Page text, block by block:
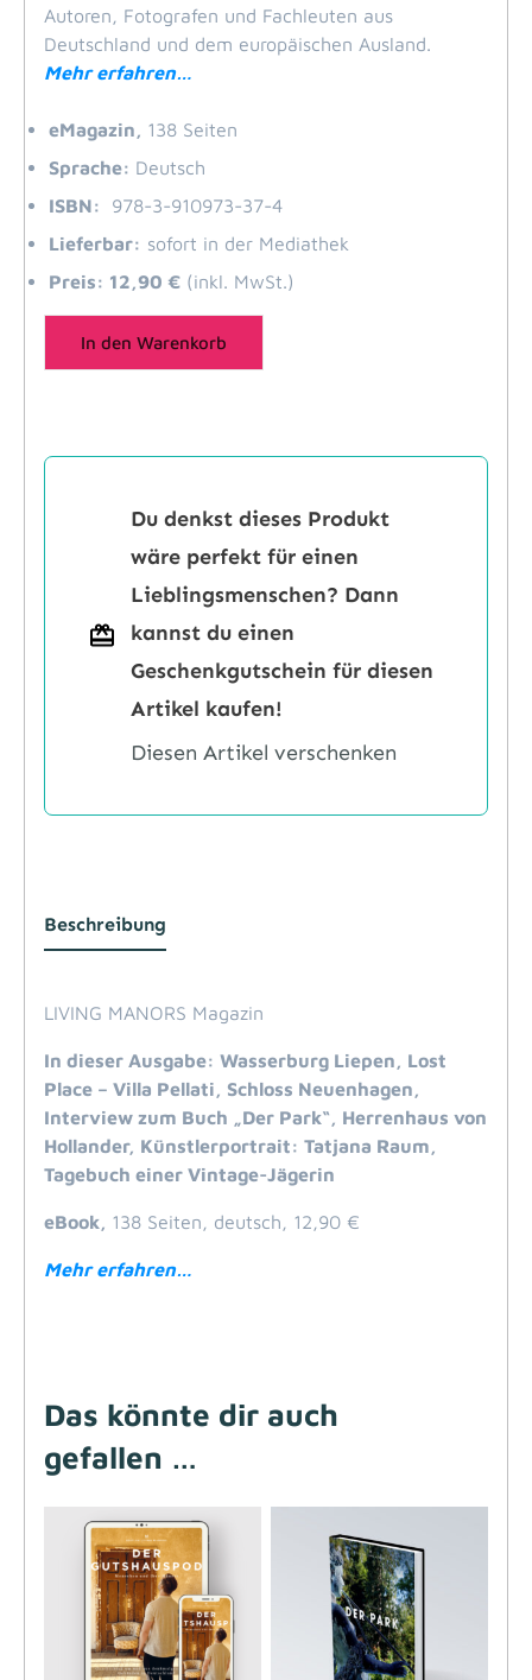
Autoren, Fotografen und Fachleuten aus
Deutschland und dem europäischen Ausland.
Mehr erfahren…
eMagazin, 138 Seiten
Sprache: Deutsch
ISBN:
978-3-910973-37-4
Lieferbar: sofort in der Mediathek
Preis: 12,90 € (inkl. MwSt.)
In den Warenkorb
Du denkst dieses Produkt
wäre perfekt für einen
Lieblingsmenschen? Dann
kannst du einen
Geschenkgutschein für diesen
Artikel kaufen!
Diesen Artikel verschenken
Beschreibung
LIVING MANORS Magazin
In dieser Ausgabe: Wasserburg Liepen, Lost
Place – Villa Pellati, Schloss Neuenhagen,
Interview zum Buch „Der Park“, Herrenhaus von
Hollander, Künstlerportrait: Tatjana Raum,
Tagebuch einer Vintage-Jägerin
eBook, 138 Seiten, deutsch, 12,90 €
Mehr erfahren…
Das könnte dir auch
gefallen …